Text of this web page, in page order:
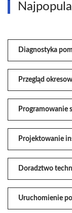
Diagnostyka
Przegląd
Programowanie
Projektowanie
Doradztwo
Uruchomienie